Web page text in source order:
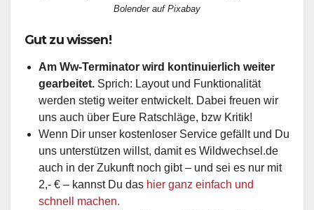
Bolender auf Pixabay
Gut zu wissen!
Am Ww-Terminator wird kontinuierlich weiter
gearbeitet. Sprich: Layout und Funktionalität
werden stetig weiter entwickelt. Dabei freuen wir
uns auch über Eure Ratschläge, bzw Kritik!
Wenn Dir unser kostenloser Service gefällt und Du
uns unterstützen willst, damit es Wildwechsel.de
auch in der Zukunft noch gibt – und sei es nur mit
2,- € – kannst Du das hier ganz einfach und
schnell machen.